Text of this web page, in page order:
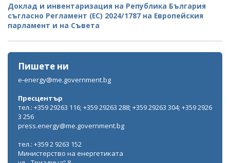
Доклад и инвентаризация на Република България
съгласно Регламент (ЕС) 2024/1787 на Европейския
парламент и на Съвета
Пишете ни
e-energy@me.government.bg
Пресцентър
тел.: +359 29263 116; +359 29263 288; +359 29263 304; +359 2926
3 256
press.energy@me.government.bg
тел.: +359 2 9263 152
Министерство на енергетиката